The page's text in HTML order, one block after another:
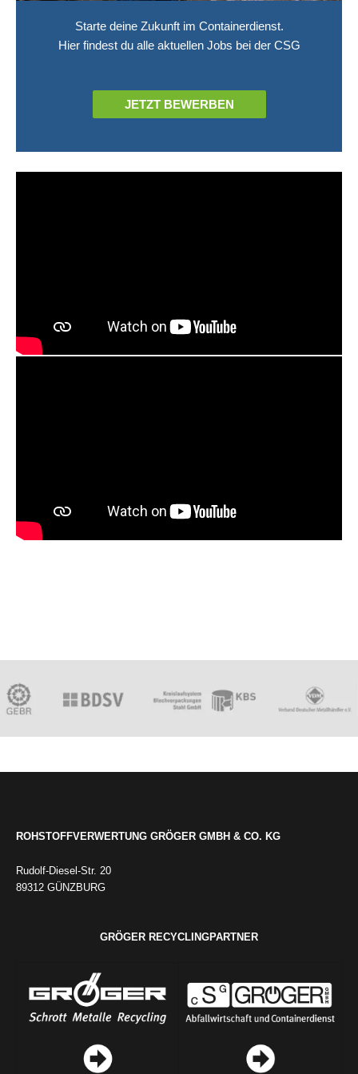
Starte deine Zukunft im Containerdienst.
Hier findest du alle aktuellen Jobs bei der CSG
JETZT BEWERBEN
ROHSTOFFVERWERTUNG GRÖGER GMBH & CO. KG
Rudolf-Diesel-Str. 20
89312 GÜNZBURG
GRÖGER RECYCLINGPARTNER